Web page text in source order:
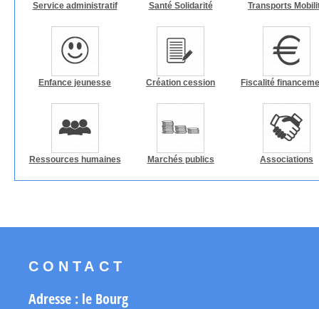
Service administratif
Enfance jeunesse
Ressources humaines
Santé Solidarité
Création cession
Marchés publics
Transports
Fiscalité
Associations
CONTACT
Adresse : le Bourg